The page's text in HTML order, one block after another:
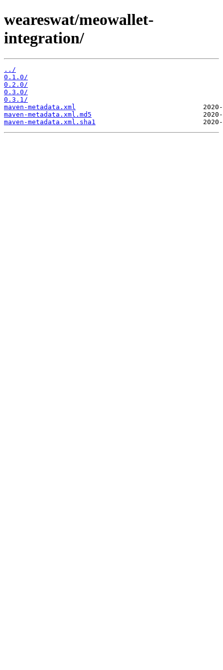
weareswat/meowallet-
integration/
../
0.1.0/
0.2.0/
0.3.0/
0.3.1/
maven-metadata.xml
maven-metadata.xml.md5
maven-metadata.xml.sha1